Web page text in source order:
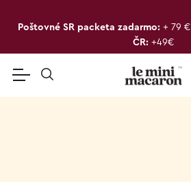
Poštovné SR packeta zadarmo: + 79 €
ČR: +49€